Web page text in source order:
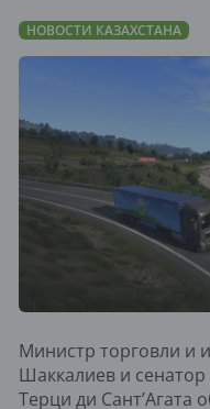
НОВОСТИ КАЗАХСТАНА
Министр торговли и
Шаккалиев и
Терци ди Сант’Агата